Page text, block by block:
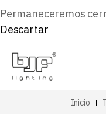
Permaneceremos
Descartar
Inicio